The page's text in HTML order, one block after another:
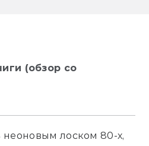
(обзор со
неоновым лоском 80-х,